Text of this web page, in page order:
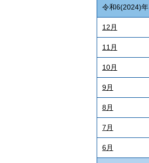
令和6(2024)年
12月
11月
10月
9月
8月
7月
6月